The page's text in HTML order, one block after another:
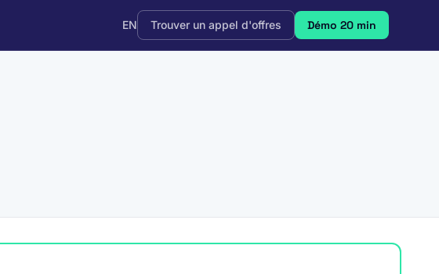
EN Trouver un appel d'offres Démo 20 min